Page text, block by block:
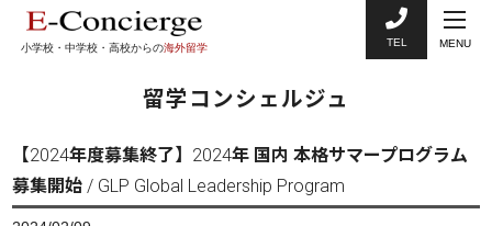
小学校・中学校・高校からの海外留学 TEL MENU
留学コンシェルジュ
【2024年度募集終了】2024年 国内 本格サマープログラム
募集開始 / GLP Global Leadership Program